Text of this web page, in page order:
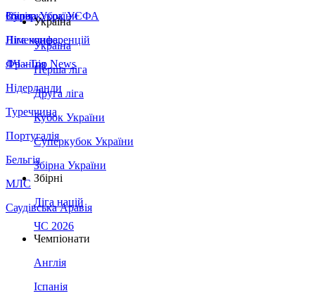
Збірна України
Італія
Німеччина
Франція
Нідерланди
Туреччина
Португалія
Бельгія
МЛС
Саудівська Аравія
Суперкубок УЄФА
Ліга конференцій
ЛЧ - Top News
Україна
Україна
Перша ліга
Друга ліга
Кубок України
Суперкубок України
Збірна України
Збірні
Ліга націй
ЧС 2026
Чемпіонати
Англія
Іспанія